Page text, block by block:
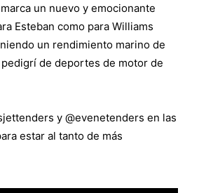
un nuevo y emocionante
Esteban como para Williams
un rendimiento marino de
de deportes de motor de
y @evenetenders en las
estar al tanto de más